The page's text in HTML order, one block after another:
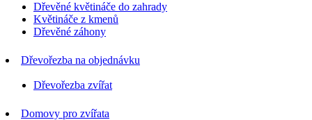
Dřevěné květináče do zahrady
Květináče z kmenů
Dřevěné záhony
Dřevořezba na objednávku
Dřevořezba zvířat
Domovy pro zvířata